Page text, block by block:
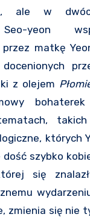
ale w
yeon
przez matkę
z olejem
których
dość szybko
się
zmienia się nie